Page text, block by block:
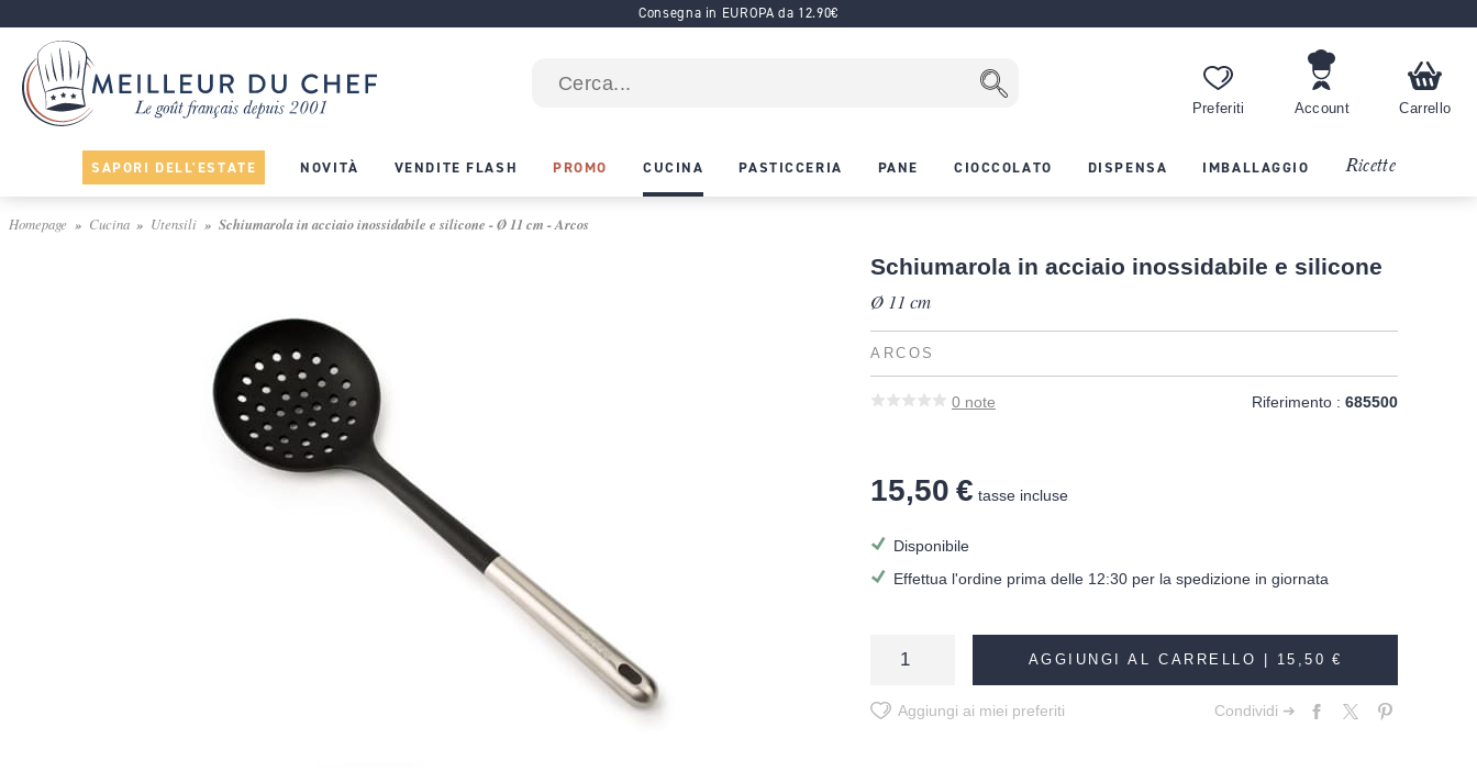
Consegna in EUROPA da 12.90€
Preferiti Account Carrello
SAPORI DELL'ESTATE NOVITÀ VENDITE FLASH PROMO CUCINA PASTICCERIA PANE CIOCCOLATO DISPENSA IMBALLAGGIO Ricette
Homepage Cucina Utensili Schiumarola in acciaio inossidabile e silicone - Ø 11 cm - Arcos
Schiumarola in acciaio inossidabile e silicone
Ø 11 cm
ARCOS
0 note Riferimento : 685500
15,50 € tasse incluse
Disponibile
Effettua l'ordine prima delle 12:30 per la spedizione in giornata
AGGIUNGI AL CARRELLO | 15,50 €
Aggiungi ai miei preferiti Condividi ➔